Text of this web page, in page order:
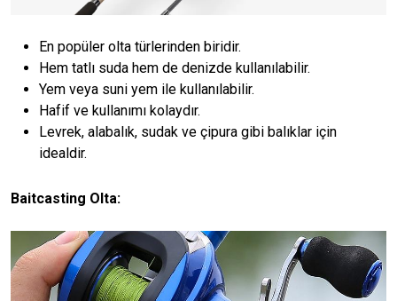
En popüler olta türlerinden biridir.
Hem tatlı suda hem de denizde kullanılabilir.
Yem veya suni yem ile kullanılabilir.
Hafif ve kullanımı kolaydır.
Levrek, alabalık, sudak ve çipura gibi balıklar için
idealdir.
Baitcasting Olta: